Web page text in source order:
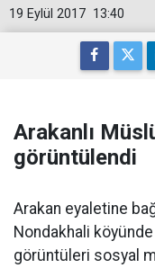
13:40
19 Eylül 2017
Arakanlı
görüntülendi
Arakan eyaletine
Nondakhali
görüntüleri sosyal